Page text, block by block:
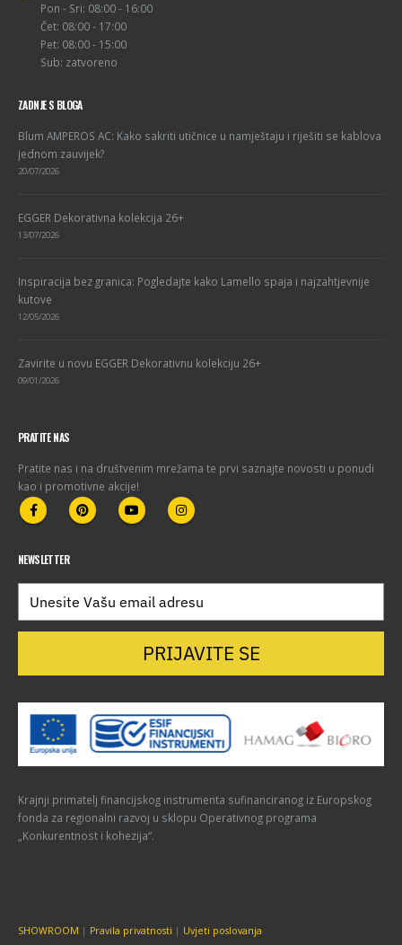
Pon - Sri: 08:00 - 16:00
Čet: 08:00 - 17:00
Pet: 08:00 - 15:00
Sub: zatvoreno
ZADNJE S BLOGA
Blum AMPEROS AC: Kako sakriti utičnice u namještaju i riješiti se kablova
jednom zauvijek?
20/07/2026
EGGER Dekorativna kolekcija 26+
13/07/2026
Inspiracija bez granica: Pogledajte kako Lamello spaja i najzahtjevnije
kutove
12/05/2026
Zavirite u novu EGGER Dekorativnu kolekciju 26+
09/01/2026
PRATITE NAS
Pratite nas i na društvenim mrežama te prvi saznajte novosti u ponudi
kao i promotivne akcije!
NEWSLETTER
PRIJAVITE SE
Krajnji primatelj financijskog instrumenta sufinanciranog iz Europskog
fonda za regionalni razvoj u sklopu Operativnog programa
„Konkurentnost i kohezija“.
SHOWROOM | Pravila privatnosti | Uvjeti poslovanja